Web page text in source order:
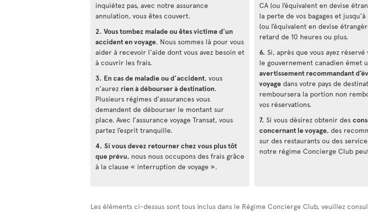
inquiétez pas, avec notre assurance
annulation, vous êtes couvert.
2. Vous tombez malade ou êtes victime d'un
accident en voyage. Nous sommes là pour vous
aider à recevoir l'aide dont vous avez besoin et
à couvrir les frais.
3. En cas de maladie ou d’accident, vous
n’aurez rien à débourser à destination.
Plusieurs régimes d’assurances vous
demandent de débourser le montant sur
place. Avec l’assurance voyage Transat, vous
partez l’esprit tranquille.
4. Si vous devez retourner chez vous plus tôt
que prévu, nous nous occupons des frais grâce
à la clause « interruption de voyage ».
CA (ou l’équivalent en devise
la perte de vos bagages et
(ou l’équivalent en devise
retard de 10 heures ou plus.
6. Si, après que vous ayez réservé
le gouvernement canadien émet
avertissement recommandant
voyage dans votre pays de
remboursera la portion non
vos réservations.
7. Si vous désirez obtenir des
concernant le voyage, des
sur des restaurants ou des
notre régime Concierge Club
Les éléments ci-dessus sont tous inclus dans le Régime Concierge Club, veuillez